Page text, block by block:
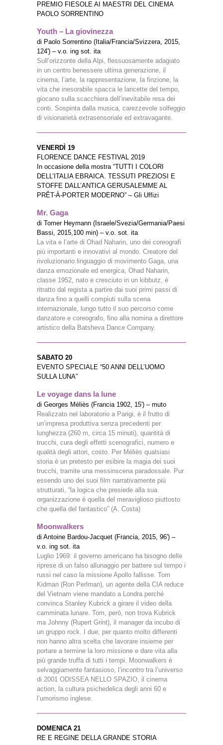
PREMIO FIESOLE AI MAESTRI DEL CINEMA
PAOLO SORRENTINO
Youth – La giovinezza
di Paolo Sorrentino (Italia/Francia/Svizzera, 2015,
124′) – v.o. ing sot. ita
Sull’orizzonte della Alpi, flessuosamente adagiato
in un centro benessere ultima generazione, il
cinema, l’arte, la rappresentazione, la finzione, la
vita che inesorabile spacca le lancette del tempo,
giocano sulla scacchiera dell’inevitabile resa dei
conti. Sospinta dalla musica, carezzevole solfeggio
di visionarietà extrasensoriale ed extravagante.
VENERDÌ 19
FLORENCE DANCE FESTIVAL 2019
In occasione della mostra “TUTTI I COLORI
DELL’ITALIA EBRAICA. TESSUTI PREZIOSI E
STOFFE DALL’ANTICA GERUSALEMME AL
PRÊT-À-PORTER MODERNO” – Gli Uffizi
Mr. Gaga
di Tomer Heymann (Israele/Svezia/Germania/Paesi
Bassi, 2015,100 min) – v.o. sot. ita
La vita e l’arte di Ohad Naharin, uno dei coreografi
più importanti e innovativi al mondo. Creatore del
rivoluzionario linguaggio di movimento Gaga, una
danza emozionale ed energica, Ohad Naharin,
classe 1952, nato e cresciuto in un kibbutz, è
ritratto dal regista a partire dai suoi primi passi di
danza fino a quelli compiuti sulla scena
internazionale, lungo tutto il suo percorso come
danzatore e coreografo, fino alla nomina a direttore
artistico della Batsheva Dance Company.
SABATO 20
EVENTO SPECIALE “50 ANNI DELL’UOMO
SULLA LUNA”
Le voyage dans la lune
di Georges Méliès (Francia 1902, 15′) – muto
Realizzato nel laboratorio a Parigi, è il frutto di
un’impresa produttiva senza precedenti per
lunghezza (260 m, circa 15 minuti), quantità di
trucchi, cura degli effetti scenografici, numero e
qualità degli attori, costo. Per Méliès qualsiasi
storia è un pretesto per esibire la magia dei suoi
trucchi, tramite una messinscena paradossale. Pur
essendo uno dei suoi film narrativamente più
strutturati, “la logica che presiede alla sua
organizzazione è quella del meraviglioso piuttosto
che quella del fantastico” (A. Costa)
Moonwalkers
di Antoine Bardou-Jacquet (Francia, 2015, 96′) –
v.o. ing sot. ita
Luglio 1969: il governo americano ha bisogno delle
riprese di un falso allunaggio per battere sul tempo i
russi nel caso la missione Apollo fallisse. Tom
Kidman (Ron Perlman), un agente della CIA reduce
del Vietnam viene mandato a Londra perché
convinca Stanley Kubrick a girare il video della
camminata lunare. Tom, però, non trova Kubrick
ma Johnny (Rupert Grint), il manager da incubo di
un gruppo rock. I due, per quanto molto differenti
non hanno altra scelta che lavorare insieme per
portare a termine la loro missione e dare vita alla
più grande truffa di tutti i tempi. Moonwalkers è
selvaggiamente fantasioso, l’incontro tra l’universo
di 2001 ODISSEA NELLO SPAZIO, il cinema
action, la cultura psichedelica degli anni 60 e
l’umorismo inglese.
DOMENICA 21
RE E REGINE DELLA GRANDE STORIA